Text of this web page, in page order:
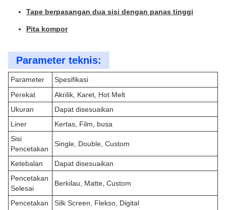
Tape berpasangan dua sisi dengan panas tinggi
Pita kompor
Parameter teknis:
Parameter
Spesifikasi
Perekat
Akrilik, Karet, Hot Melt
Ukuran
Dapat disesuaikan
Liner
Kertas, Film, busa
Sisi
Pencetakan
Single, Double, Custom
Ketebalan
Dapat disesuaikan
Pencetakan
Selesai
Berkilau, Matte, Custom
Pencetakan
Silk Screen, Flekso, Digital